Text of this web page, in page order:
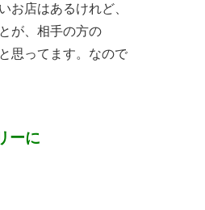
お店はあるけれど、
が、相手の方の
思ってます。なので
ーに